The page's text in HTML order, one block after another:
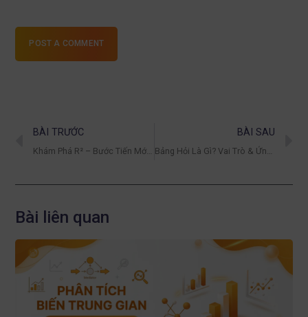
POST A COMMENT
BÀI TRƯỚC BÀI SAU
Bài liên quan